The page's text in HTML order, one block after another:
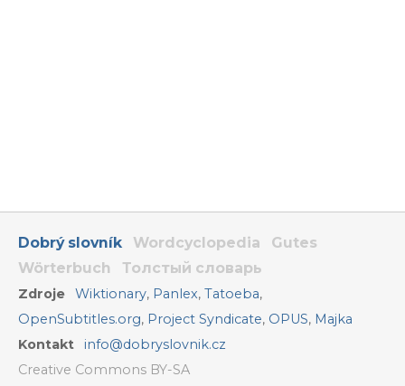
Dobrý slovník Wordcyclopedia
Gutes
Wörterbuch
Толстый словарь
Zdroje Wiktionary, Panlex,Tatoeba,
OpenSubtitles.org, Project Syndicate, OPUS, Majka
Kontakt
info@dobryslovnik.cz
Creative Commons BY-SA